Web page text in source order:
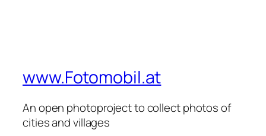
www.Fotomobil.at
An open photoproject to collect photos of
cities and villages